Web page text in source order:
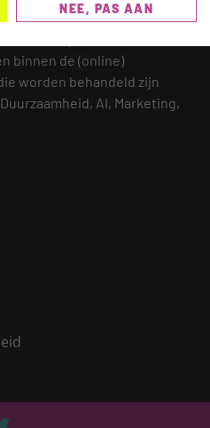
kennisplatform voor de
binnen de (online)
worden behandeld zijn
AI, Marketing,
NEE, PAS AAN